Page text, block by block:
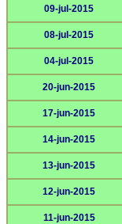
09-jul-2015
08-jul-2015
04-jul-2015
20-jun-2015
17-jun-2015
14-jun-2015
13-jun-2015
12-jun-2015
11-jun-2015